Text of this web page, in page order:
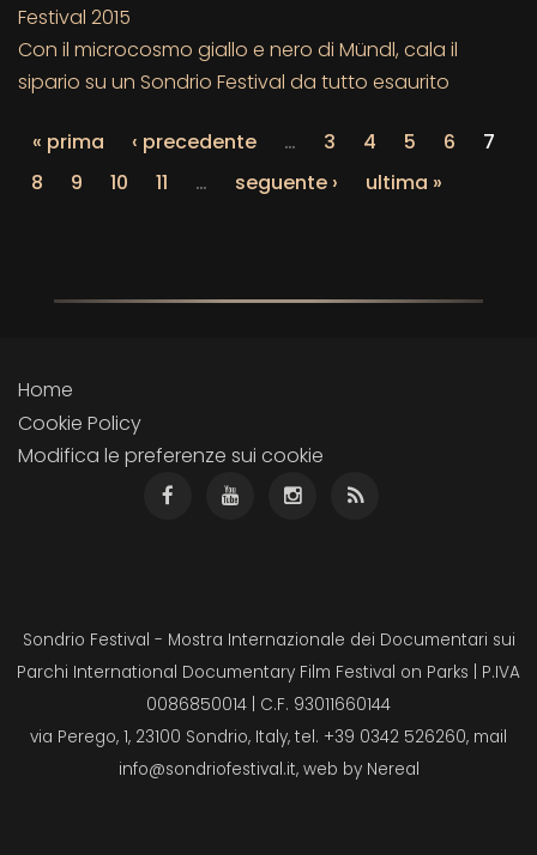
Festival 2015
Con il microcosmo giallo e nero di Mündl, cala il
sipario su un Sondrio Festival da tutto esaurito
« prima ‹ precedente … 3 4 5 6
7
8
9 10 11 … seguente › ultima »
Home
Cookie Policy
Modifica le preferenze sui cookie
Sondrio Festival - Mostra Internazionale dei Documentari sui
Parchi International Documentary Film Festival on Parks | P.IVA
0086850014 | C.F. 93011660144
via Perego, 1, 23100 Sondrio, Italy, tel. +39 0342 526260, mail
info@sondriofestival.it, web by Nereal